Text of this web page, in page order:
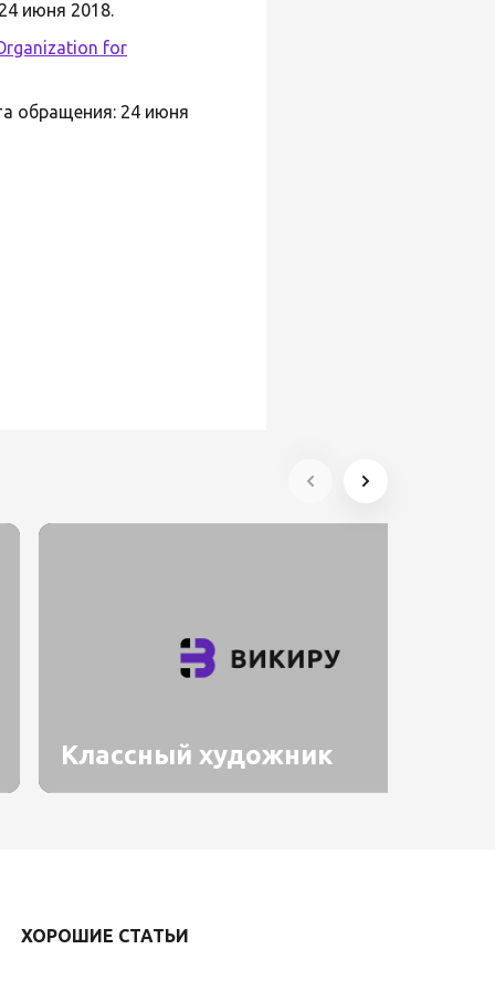
июня 2018.
for
обращения: 24 июня
Классный художник
ХОРОШИЕ СТАТЬИ